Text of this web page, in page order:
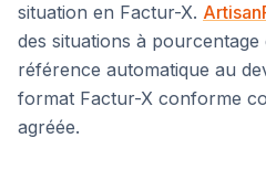
situation en Factur-X.
des situations à
référence automatique au
format Factur-X conforme
agréée.